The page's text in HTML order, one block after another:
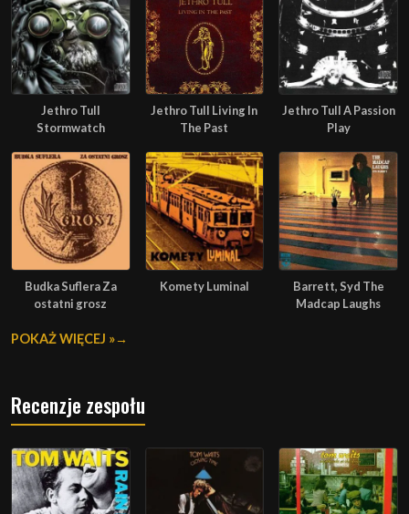
Jethro Tull
Stormwatch
Jethro Tull Living In
The Past
Jethro Tull A Passion
Play
Budka Suflera Za
ostatni grosz
Komety Luminal
Barrett, Syd The
Madcap Laughs
POKAŻ WIĘCEJ »
Recenzje zespołu